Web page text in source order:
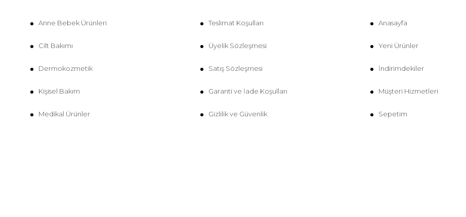
Anne Bebek Ürünleri
Cilt Bakımı
Dermokozmetik
Kişisel Bakım
Medikal Ürünler
Teslimat Koşulları
Üyelik Sözleşmesi
Satış Sözleşmesi
Garanti ve İade Koşulları
Gizlilik ve Güvenlik
Anasayfa
Yeni Ürünler
İndirimdekiler
Müşteri Hizmetleri
Sepetim